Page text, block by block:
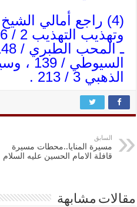
السيوطي /
الذهبي 3 / 213 .
السابق
مسيرة المنايا..محطات مسيرة
قافلة الامام الحسين عليه السلام
مقالات مشابهة